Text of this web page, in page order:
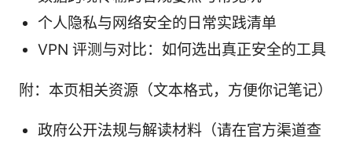
个人隐私与网络安全的日常实践清单
VPN 评测与对比：如何选出真正安全的工具
附：本页相关资源（文本格式，方便你记笔记）
政府公开法规与解读材料（请在官方渠道查